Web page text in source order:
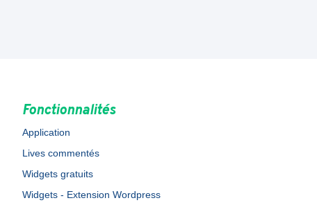
Fonctionnalités
Application
Lives commentés
Widgets gratuits
Widgets - Extension Wordpress